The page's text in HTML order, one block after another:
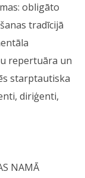
obligāto
tradīcijā
repertuāra un
starptautiska
diriģenti,
NAMĀ